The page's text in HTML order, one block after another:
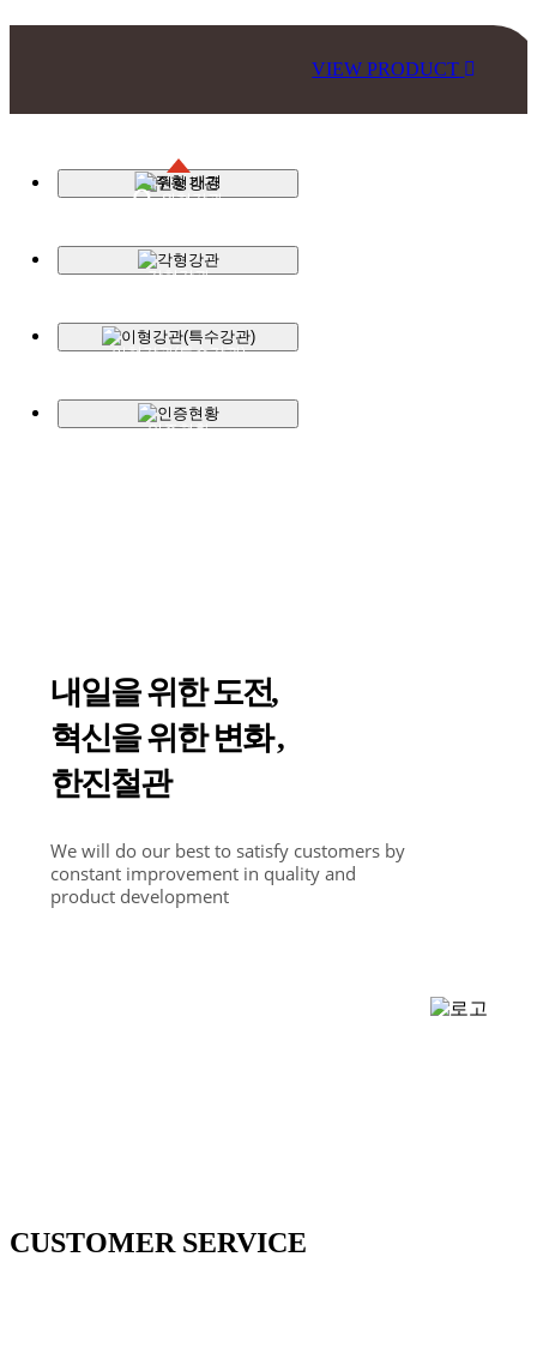
VIEW PRODUCT
원형강관
각형강관
이형강관(특수강관)
인증현황
내일을 위한 도전,
혁신을 위한 변화 ,
한진철관
We will do our best to satisfy customers by
constant improvement in quality and
product development
CUSTOMER SERVICE